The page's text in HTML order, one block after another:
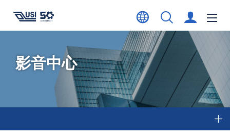
影音中心